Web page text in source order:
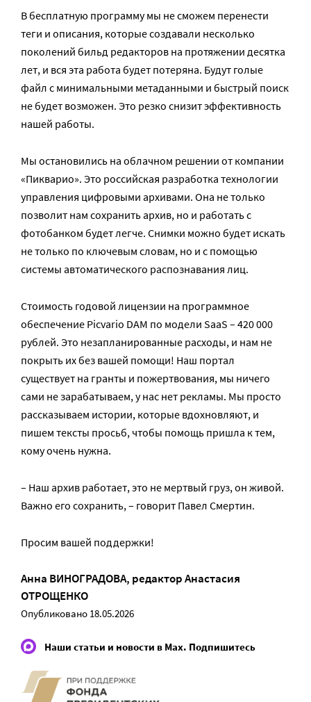
В бесплатную программу мы не сможем перенести
теги и описания, которые создавали несколько
поколений бильд редакторов на протяжении десятка
лет, и вся эта работа будет потеряна. Будут голые
файл с минимальными метаданными и быстрый поиск
не будет возможен. Это резко снизит эффективность
нашей работы.
Мы остановились на облачном решении от компании
«Пикварио». Это российская разработка технологии
управления цифровыми архивами. Она не только
позволит нам сохранить архив, но и работать с
фотобанком будет легче. Снимки можно будет искать
не только по ключевым словам, но и с помощью
системы автоматического распознавания лиц.
Стоимость годовой лицензии на программное
обеспечение Picvario DAM по модели SaaS – 420 000
рублей. Это незапланированные расходы, и нам не
покрыть их без вашей помощи! Наш портал
существует на гранты и пожертвования, мы ничего
сами не зарабатываем, у нас нет рекламы. Мы просто
рассказываем истории, которые вдохновляют, и
пишем тексты просьб, чтобы помощь пришла к тем,
кому очень нужна.
– Наш архив работает, это не мертвый груз, он живой.
Важно его сохранить, – говорит Павел Смертин.
Просим вашей поддержки!
Анна ВИНОГРАДОВА, редакторАнастасия
ОТРОЩЕНКО
Опубликовано 18.05.2026
Наши статьи и новости в Max. Подпишитесь